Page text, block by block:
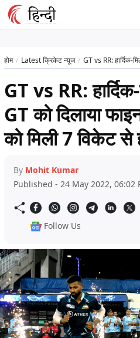
होम Latest क्रिकेट न्यूज GT vs RR: हार्दिक-मिलर की
GT vs RR:
GT को दिलाया
को मिली 7 विकेट से
By Mohit Kumar
Published - 24 May 2022, 06:02
Follow Us